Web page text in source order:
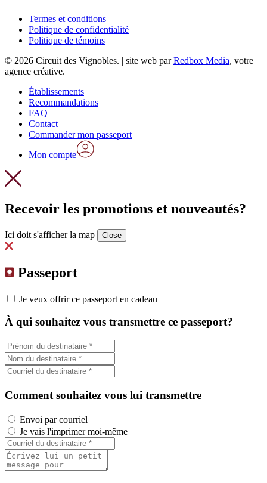
Termes et conditions
Politique de confidentialité
Politique de témoins
© 2026 Circuit des Vignobles. | site web parRedbox Media, votre
agence créative.
Close
Menu
Établissements
Recommandations
FAQ
Contact
Commander mon passeport
Mon compte
Recevoir les promotions et nouveautés?
Ici doit s'afficher la map Close
Passeport
Je veux offrir ce passeport en cadeau
À qui souhaitez vous transmettre ce passeport?
Comment souhaitez vous lui transmettre
Envoi par courriel
Je vais l'imprimer moi-même